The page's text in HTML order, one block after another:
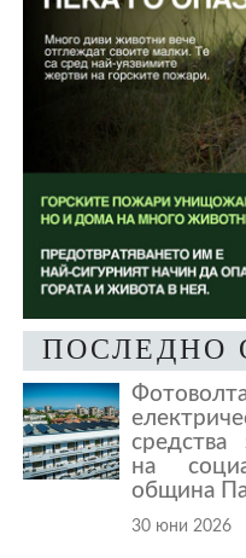
ПОСЛЕДНО
средства
на
община
30 юни 2026